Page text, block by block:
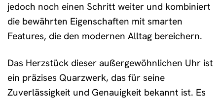
jedoch noch einen Schritt weiter und kombiniert
die bewährten Eigenschaften mit smarten
Features, die den modernen Alltag bereichern.
Das Herzstück dieser außergewöhnlichen Uhr ist
ein präzises Quarzwerk, das für seine
Zuverlässigkeit und Genauigkeit bekannt ist. Es